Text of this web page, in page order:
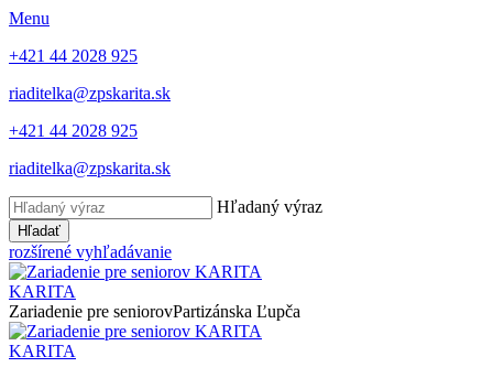
Menu
+421 44 2028 925
riaditelka@zpskarita.sk
+421 44 2028 925
riaditelka@zpskarita.sk
Hľadaný výraz
Hľadať
rozšírené vyhľadávanie
KARITA
Zariadenie pre seniorovPartizánska Ľupča
KARITA